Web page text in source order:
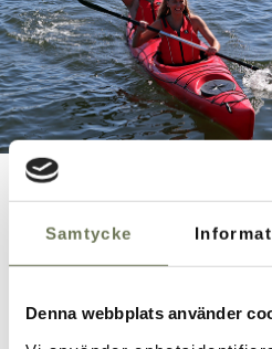
Samtycke
Denna webbplats använder
Comienza la
archipiélago